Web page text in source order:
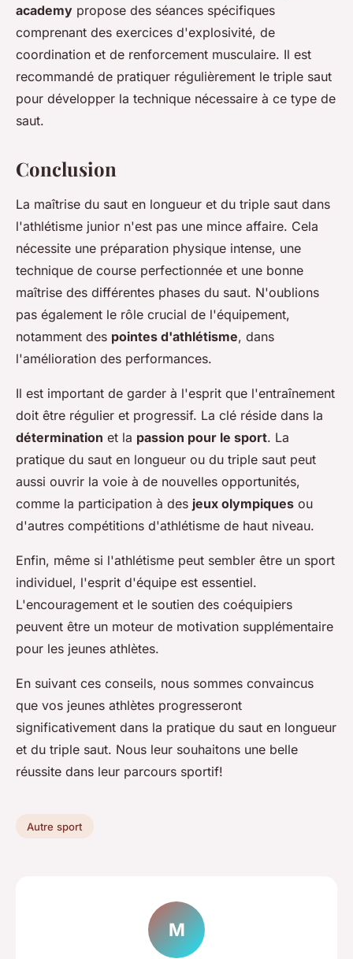
academy propose des séances spécifiques
comprenant des exercices d'explosivité, de
coordination et de renforcement musculaire. Il est
recommandé de pratiquer régulièrement le triple saut
pour développer la technique nécessaire à ce type de
saut.
Conclusion
La maîtrise du saut en longueur et du triple saut dans
l'athlétisme junior n'est pas une mince affaire. Cela
nécessite une préparation physique intense, une
technique de course perfectionnée et une bonne
maîtrise des différentes phases du saut. N'oublions
pas également le rôle crucial de l'équipement,
notamment des pointes d'athlétisme, dans
l'amélioration des performances.
Il est important de garder à l'esprit que l'entraînement
doit être régulier et progressif. La clé réside dans la
détermination et la passion pour le sport. La
pratique du saut en longueur ou du triple saut peut
aussi ouvrir la voie à de nouvelles opportunités,
comme la participation à des jeux olympiques ou
d'autres compétitions d'athlétisme de haut niveau.
Enfin, même si l'athlétisme peut sembler être un sport
individuel, l'esprit d'équipe est essentiel.
L'encouragement et le soutien des coéquipiers
peuvent être un moteur de motivation supplémentaire
pour les jeunes athlètes.
En suivant ces conseils, nous sommes convaincus
que vos jeunes athlètes progresseront
significativement dans la pratique du saut en longueur
et du triple saut. Nous leur souhaitons une belle
réussite dans leur parcours sportif!
Autre sport
M